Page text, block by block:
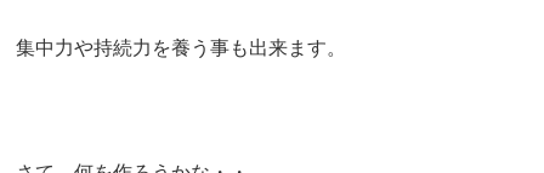
集中力や持続力を養う事も出来ます。